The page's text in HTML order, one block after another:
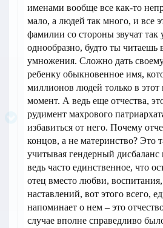
именами вообще все как-то
мало, а людей так много, и все
фамилии со стороны звучат так
однообразно, будто ты читаешь
умножения. Сложно дать
ребенку обыкновенное имя,
миллионов людей только в этот
момент. А ведь еще отчества,
рудимент махрового
избавиться от него. Почему
концов, а не материнство? Это
учитывая гендерный дисбаланс
ведь часто единственное, что
отец вместо любви, воспитания,
наставлений, вот этого всего,
напоминает о нем – это
случае вполне справедливо